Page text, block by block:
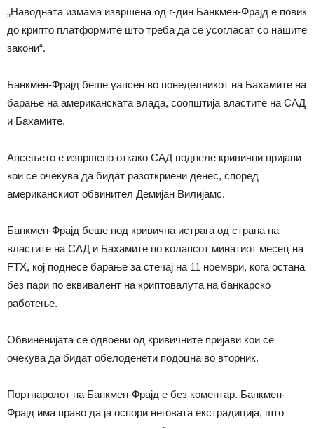
„Наводната измама извршена од г-дин Банкмен-Фрајд е повик
до крипто платформите што треба да се усогласат со нашите
закони“.
Банкмен-Фрајд беше уапсен во понеделникот на Бахамите на
барање на американската влада, соопштија властите на САД
и Бахамите.
Апсењето е извршено откако САД поднеле кривични пријави
кои се очекува да бидат разоткриени денес, според
американскиот обвинител Демијан Вилијамс.
Банкмен-Фрајд беше под кривична истрага од страна на
властите на САД и Бахамите по колапсот минатиот месец на
FTX, кој поднесе барање за стечај на 11 ноември, кога остана
без пари по еквивалент на криптовалута на банкарско
работење.
Обвиненијата се одвоени од кривичните пријави кои се
очекува да бидат обелоденети подоцна во вторник.
Портпаролот на Банкмен-Фрајд е без коментар. Банкмен-
Фрајд има право да ја оспори неговата екстрадиција, што